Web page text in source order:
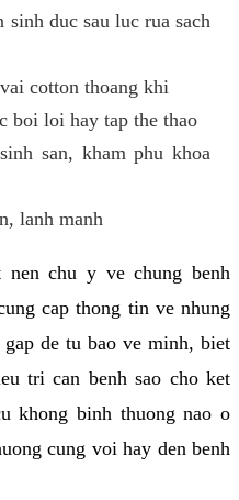
duc sau luc rua sach
cotton thoang khi
boi loi hay tap the thao
san, kham phu khoa
lanh manh
chu y ve chung benh
cap thong tin ve nhung
de tu bao ve minh, biet
tri can benh sao cho ket
khong binh thuong nao o
cung voi hay den benh